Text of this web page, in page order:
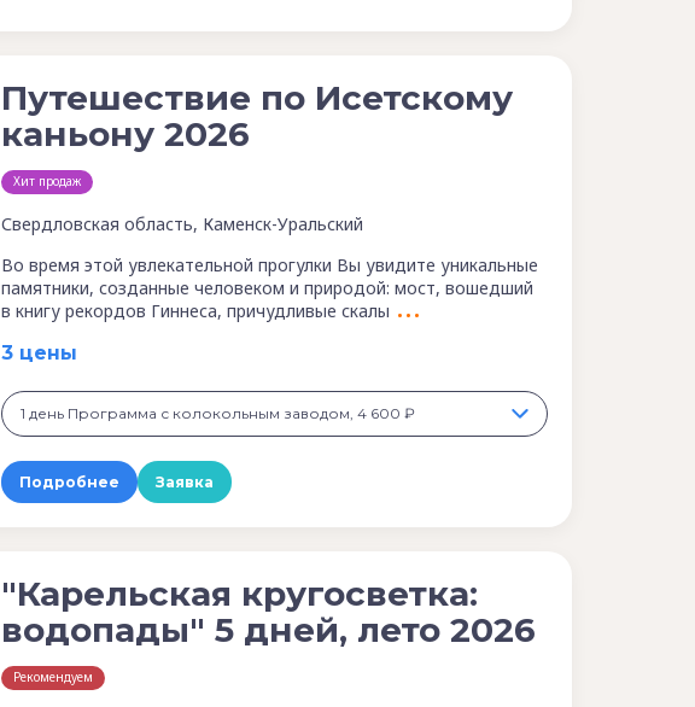
Путешествие по Исетскому
каньону 2026
Хит продаж
Свердловская область, Каменск-Уральский
Во время этой увлекательной прогулки Вы увидите уникальные
памятники, созданные человеком и природой: мост, вошедший
в книгу рекордов Гиннеса, причудливые скалы
3 цены
1 день Программа с колокольным заводом, 4 600 ₽
Подробнее Заявка
"Карельская кругосветка:
водопады" 5 дней, лето 2026
Рекомендуем